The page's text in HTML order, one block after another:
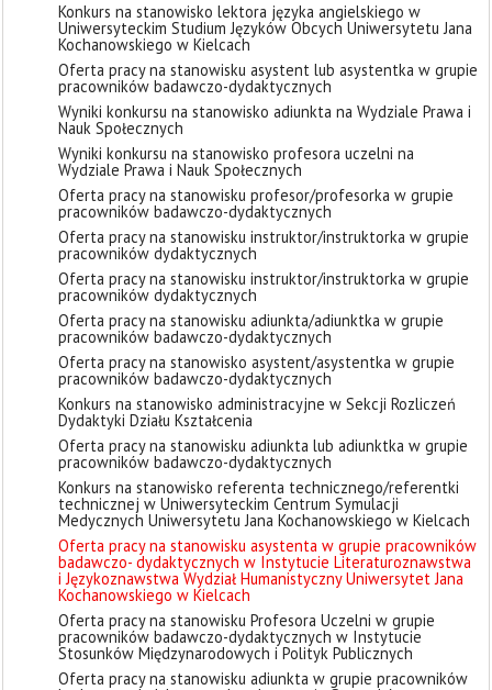
Konkurs na stanowisko lektora języka angielskiego w
Uniwersyteckim Studium Języków Obcych Uniwersytetu Jana
Kochanowskiego w Kielcach
Oferta pracy na stanowisku asystent lub asystentka w grupie
pracowników badawczo-dydaktycznych
Wyniki konkursu na stanowisko adiunkta na Wydziale Prawa i
Nauk Społecznych
Wyniki konkursu na stanowisko profesora uczelni na
Wydziale Prawa i Nauk Społecznych
Oferta pracy na stanowisku profesor/profesorka w grupie
pracowników badawczo-dydaktycznych
Oferta pracy na stanowisku instruktor/instruktorka w grupie
pracowników dydaktycznych
Oferta pracy na stanowisku instruktor/instruktorka w grupie
pracowników dydaktycznych
Oferta pracy na stanowisku adiunkta/adiunktka w grupie
pracowników badawczo-dydaktycznych
Oferta pracy na stanowisko asystent/asystentka w grupie
pracowników badawczo-dydaktycznych
Konkurs na stanowisko administracyjne w Sekcji Rozliczeń
Dydaktyki Działu Kształcenia
Oferta pracy na stanowisku adiunkta lub adiunktka w grupie
pracowników badawczo-dydaktycznych
Konkurs na stanowisko referenta technicznego/referentki
technicznej w Uniwersyteckim Centrum Symulacji
Medycznych Uniwersytetu Jana Kochanowskiego w Kielcach
Oferta pracy na stanowisku asystenta w grupie pracowników
badawczo- dydaktycznych w Instytucie Literaturoznawstwa
i Językoznawstwa Wydział Humanistyczny Uniwersytet Jana
Kochanowskiego w Kielcach
Oferta pracy na stanowisku Profesora Uczelni w grupie
pracowników badawczo-dydaktycznych w Instytucie
Stosunków Międzynarodowych i Polityk Publicznych
Oferta pracy na stanowisku adiunkta w grupie pracowników